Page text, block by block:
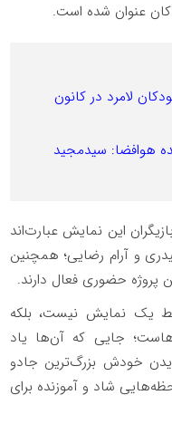
عنوان شده است.
لامرد در کانون
فرمانده هوافضا: سیدمجید
این نمایش عبارت‌اند
و آرام رضایی؛ همچنین
پروژه حضوری فعال دارند.
یک نمایش نیست، بلکه
جایی که آن‌ها یاد
خودش بزرگ‌ترین جادو
شاد و آموزنده برای